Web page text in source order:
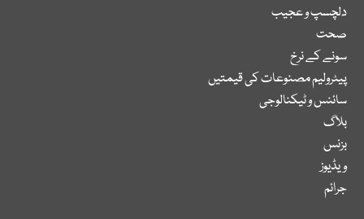
دلچسپ و عجیب
صحت
سونے کے نرخ
پیٹرولیم مصنوعات کی قیمتیں
سائنس و ٹیکنالوجی
بلاگ
بزنس
ویڈیوز
جرائم